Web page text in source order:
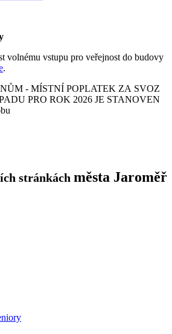
volnému vstupu pro veřejnost do budovy
.
- MÍSTNÍ POPLATEK ZA SVOZ
PRO ROK 2026 JE STANOVEN
stránkách města Jaroměř